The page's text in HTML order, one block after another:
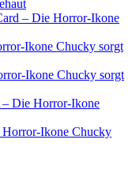
– Die Horror-Ikone
Ikone Chucky sorgt
Ikone Chucky sorgt
Die Horror-Ikone
Ikone Chucky